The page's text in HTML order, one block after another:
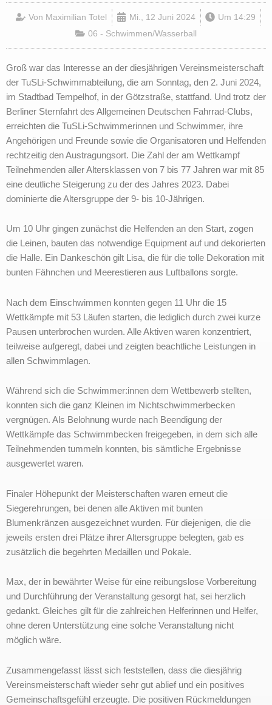
Von Maximilian Totel Mi., 12 Juni 2024 Um 14:29
06 - Schwimmen/Wasserball
Groß war das Interesse an der diesjährigen Vereinsmeisterschaft
der TuSLi-Schwimmabteilung, die am Sonntag, den 2. Juni 2024,
im Stadtbad Tempelhof, in der Götzstraße, stattfand. Und trotz der
Berliner Sternfahrt des Allgemeinen Deutschen Fahrrad-Clubs,
erreichten die TuSLi-Schwimmerinnen und Schwimmer, ihre
Angehörigen und Freunde sowie die Organisatoren und Helfenden
rechtzeitig den Austragungsort. Die Zahl der am Wettkampf
Teilnehmenden aller Altersklassen von 7 bis 77 Jahren war mit 85
eine deutliche Steigerung zu der des Jahres 2023. Dabei
dominierte die Altersgruppe der 9- bis 10-Jährigen.
Um 10 Uhr gingen zunächst die Helfenden an den Start, zogen
die Leinen, bauten das notwendige Equipment auf und dekorierten
die Halle. Ein Dankeschön gilt Lisa, die für die tolle Dekoration mit
bunten Fähnchen und Meerestieren aus Luftballons sorgte.
Nach dem Einschwimmen konnten gegen 11 Uhr die 15
Wettkämpfe mit 53 Läufen starten, die lediglich durch zwei kurze
Pausen unterbrochen wurden. Alle Aktiven waren konzentriert,
teilweise aufgeregt, dabei und zeigten beachtliche Leistungen in
allen Schwimmlagen.
Während sich die Schwimmer:innen dem Wettbewerb stellten,
konnten sich die ganz Kleinen im Nichtschwimmerbecken
vergnügen. Als Belohnung wurde nach Beendigung der
Wettkämpfe das Schwimmbecken freigegeben, in dem sich alle
Teilnehmenden tummeln konnten, bis sämtliche Ergebnisse
ausgewertet waren.
Finaler Höhepunkt der Meisterschaften waren erneut die
Siegerehrungen, bei denen alle Aktiven mit bunten
Blumenkränzen ausgezeichnet wurden. Für diejenigen, die die
jeweils ersten drei Plätze ihrer Altersgruppe belegten, gab es
zusätzlich die begehrten Medaillen und Pokale.
Max, der in bewährter Weise für eine reibungslose Vorbereitung
und Durchführung der Veranstaltung gesorgt hat, sei herzlich
gedankt. Gleiches gilt für die zahlreichen Helferinnen und Helfer,
ohne deren Unterstützung eine solche Veranstaltung nicht
möglich wäre.
Zusammengefasst lässt sich feststellen, dass die diesjährig
Vereinsmeisterschaft wieder sehr gut ablief und ein positives
Gemeinschaftsgefühl erzeugte. Die positiven Rückmeldungen